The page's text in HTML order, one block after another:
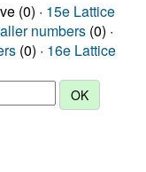
(0) · 15e Lattice
numbers (0) ·
(0) · 16e Lattice